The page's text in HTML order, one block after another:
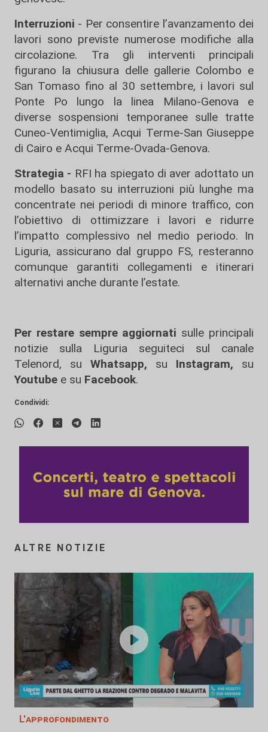
Interruzioni - Per consentire l’avanzamento dei
lavori sono previste numerose modifiche alla
circolazione. Tra gli interventi principali
figurano la chiusura delle gallerie Colombo e
San Tomaso fino al 30 settembre, i lavori sul
Ponte Po lungo la linea Milano-Genova e
diverse sospensioni temporanee sulle tratte
Cuneo-Ventimiglia, Acqui Terme-San Giuseppe
di Cairo e Acqui Terme-Ovada-Genova.
Strategia - RFI ha spiegato di aver adottato un
modello basato su interruzioni più lunghe ma
concentrate nei periodi di minore traffico, con
l’obiettivo di ottimizzare i lavori e ridurre
l’impatto complessivo nel medio periodo. In
Liguria, assicurano dal gruppo FS, resteranno
comunque garantiti collegamenti e itinerari
alternativi anche durante l’estate.
Per restare sempre aggiornati sulle principali
notizie sulla Liguria seguiteci sul canale
Telenord, su
Whatsapp, su Instagram, su
Youtube e su Facebook.
Condividi:
ALTRE NOTIZIE
L'approfondimento